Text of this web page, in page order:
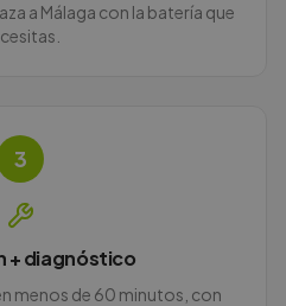
a Málaga con la batería que
3
+ diagnóstico
menos de 60 minutos, con